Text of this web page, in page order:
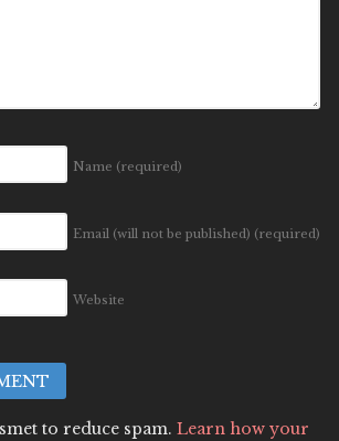
Name (required)
Email (will not be published) (required)
Website
to reduce spam. Learn how your